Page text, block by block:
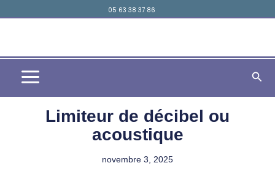
au
05 63 38 37 86
Limiteur de décibel ou
acoustique
novembre 3, 2025